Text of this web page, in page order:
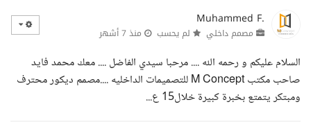
Muhammed F.
مصمم داخلي لم يحسب منذ 7 أشهر
السلام عليكم و رحمه الله .... مرحبا سيدي الفاضل .... معك محمد فايد
صاحب مكتب M Concept للتصميمات الداخليه ....مصمم ديكور محترف
ومبتكر يتمتع بخبرة كبيرة خلال15 ع...